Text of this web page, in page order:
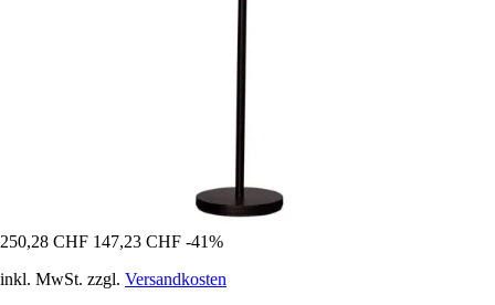
250,28 CHF 147,23 CHF -41%
inkl. MwSt. zzgl. Versandkosten